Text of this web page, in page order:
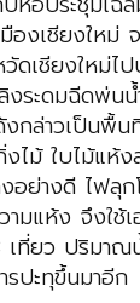
งเชียงใหม่
ดเชียงใหม่ไ
ระดมฉีดพ่น
กล่าวเป็นพื้น
ไม้ ใบไม้แห้
อย่างดี ไฟลุ
มแห้ง จึงใช้
ที่ยว ปริมาณ
ปะทุขึ้นมาอีก